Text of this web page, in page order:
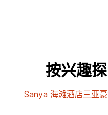
按兴趣
Sanya 海滩酒店三亚